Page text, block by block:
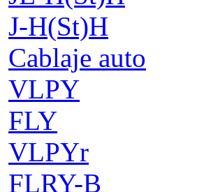
J-H(St)H
Cablaje auto
VLPY
FLY
VLPYr
FLRY-B